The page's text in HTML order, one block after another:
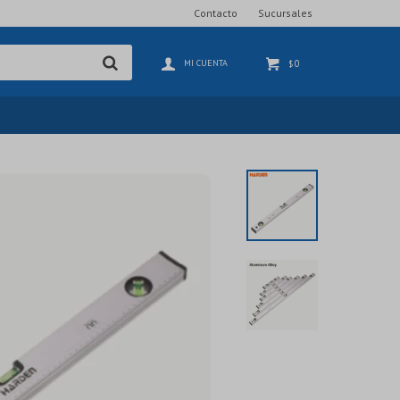
$0
Contacto Sucursales